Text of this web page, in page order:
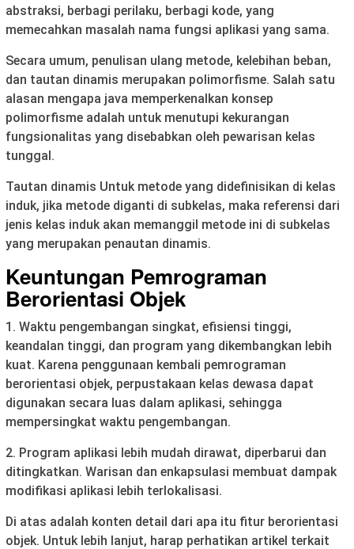
abstraksi, berbagi perilaku, berbagi kode, yang
memecahkan masalah nama fungsi aplikasi yang sama.
Secara umum, penulisan ulang metode, kelebihan beban,
dan tautan dinamis merupakan polimorfisme. Salah satu
alasan mengapa java memperkenalkan konsep
polimorfisme adalah untuk menutupi kekurangan
fungsionalitas yang disebabkan oleh pewarisan kelas
tunggal.
Tautan dinamis Untuk metode yang didefinisikan di kelas
induk, jika metode diganti di subkelas, maka referensi dari
jenis kelas induk akan memanggil metode ini di subkelas
yang merupakan penautan dinamis.
Keuntungan Pemrograman
Berorientasi Objek
1. Waktu pengembangan singkat, efisiensi tinggi,
keandalan tinggi, dan program yang dikembangkan lebih
kuat. Karena penggunaan kembali pemrograman
berorientasi objek, perpustakaan kelas dewasa dapat
digunakan secara luas dalam aplikasi, sehingga
mempersingkat waktu pengembangan.
2. Program aplikasi lebih mudah dirawat, diperbarui dan
ditingkatkan. Warisan dan enkapsulasi membuat dampak
modifikasi aplikasi lebih terlokalisasi.
Di atas adalah konten detail dari apa itu fitur berorientasi
objek. Untuk lebih lanjut, harap perhatikan artikel terkait